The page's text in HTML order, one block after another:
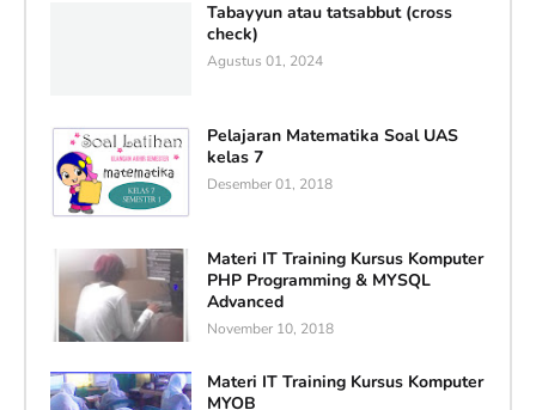
Tabayyun atau tatsabbut (cross
check)
Agustus 01, 2024
Pelajaran Matematika Soal UAS
kelas 7
Desember 01, 2018
Materi IT Training Kursus Komputer
PHP Programming & MYSQL
Advanced
November 10, 2018
Materi IT Training Kursus Komputer
MYOB